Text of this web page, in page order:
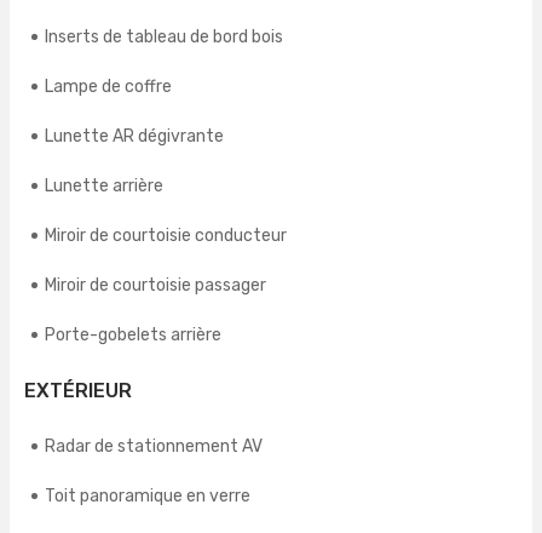
Inserts de tableau de bord bois
Lampe de coffre
Lunette AR dégivrante
Lunette arrière
Miroir de courtoisie conducteur
Miroir de courtoisie passager
Porte-gobelets arrière
EXTÉRIEUR
Radar de stationnement AV
Toit panoramique en verre